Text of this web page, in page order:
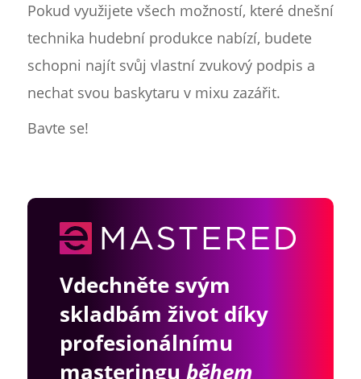
Pokud využijete všech možností, které dnešní
technika hudební produkce nabízí, budete
schopni najít svůj vlastní zvukový podpis a
nechat svou baskytaru v mixu zazářit.
Bavte se!
Vdechněte svým
skladbám život díky
profesionálnímu
masteringu během